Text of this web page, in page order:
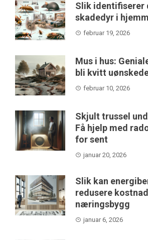
Slik identifiserer
skadedyr i
februar 19, 2026
Mus i hus:
bli kvitt
februar 10, 2026
Skjult trussel
Få hjelp med
for sent
januar 20, 2026
Slik kan
redusere
næringsbygg
januar 6, 2026